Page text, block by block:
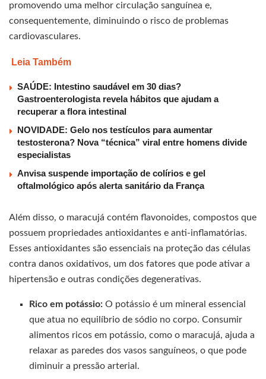
promovendo uma melhor circulação sanguínea e,
consequentemente, diminuindo o risco de problemas
cardiovasculares.
Leia Também
SAÚDE: Intestino saudável em 30 dias?
Gastroenterologista revela hábitos que ajudam a
recuperar a flora intestinal
NOVIDADE: Gelo nos testículos para aumentar
testosterona? Nova “técnica” viral entre homens divide
especialistas
Anvisa suspende importação de colírios e gel
oftalmológico após alerta sanitário da França
Além disso, o maracujá contém flavonoides, compostos que
possuem propriedades antioxidantes e anti-inflamatórias.
Esses antioxidantes são essenciais na proteção das células
contra danos oxidativos, um dos fatores que pode ativar a
hipertensão e outras condições degenerativas.
Rico em potássio: O potássio é um mineral essencial
que atua no equilíbrio de sódio no corpo. Consumir
alimentos ricos em potássio, como o maracujá, ajuda a
relaxar as paredes dos vasos sanguíneos, o que pode
diminuir a pressão arterial.